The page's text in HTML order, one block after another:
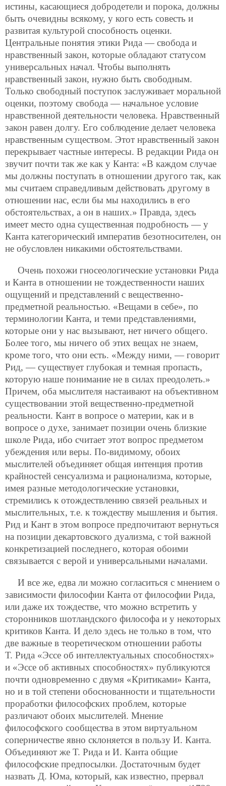
истины, касающиеся добродетели и порока, должны
быть очевидны всякому, у кого есть совесть и
развитая культурой способность оценки.
Центральные понятия этики Рида — свобода и
нравственный закон, которые обладают статусом
универсальных начал. Чтобы выполнять
нравственный закон, нужно быть свободным.
Только свободный поступок заслуживает моральной
оценки, поэтому свобода — начальное условие
нравственной деятельности человека. Нравственный
закон равен долгу. Его соблюдение делает человека
нравственным существом. Этот нравственный закон
перекрывает частные интересы. В редакции Рида он
звучит почти так же как у Канта: «В каждом случае
мы должны поступать в отношении другого так, как
мы считаем справедливым действовать другому в
отношении нас, если бы мы находились в его
обстоятельствах, а он в наших.» Правда, здесь
имеет место одна существенная подробность — у
Канта категорический императив безотносителен, он
не обусловлен никакими обстоятельствами.
Очень похожи гносеологические установки Рида
и Канта в отношении не тождественности наших
ощущений и представлений с вещественно-
предметной реальностью. «Вещами в себе», по
терминологии Канта, и теми представлениями,
которые они у нас вызывают, нет ничего общего.
Более того, мы ничего об этих вещах не знаем,
кроме того, что они есть. «Между ними, — говорит
Рид, — существует глубокая и темная пропасть,
которую наше понимание не в силах преодолеть.»
Причем, оба мыслителя настаивают на объективном
существовании этой вещественно-предметной
реальности. Кант в вопросе о материи, как и в
вопросе о духе, занимает позиции очень близкие
школе Рида, ибо считает этот вопрос предметом
убеждения или веры. По-видимому, обоих
мыслителей объединяет общая интенция против
крайностей сенсуализма и рационализма, которые,
имея разные методологические установки,
стремились к отождествлению связей реальных и
мыслительных, т.е. к тождеству мышления и бытия.
Рид и Кант в этом вопросе предпочитают вернуться
на позиции декартовского дуализма, с той важной
конкретизацией последнего, которая обоими
связывается с верой и универсальными началами.
И все же, едва ли можно согласиться с мнением о
зависимости философии Канта от философии Рида,
или даже их тождестве, что можно встретить у
сторонников шотландского философа и у некоторых
критиков Канта. И дело здесь не только в том, что
две важные в теоретическом отношении работы
Т. Рида «Эссе об интеллектуальных способностях»
и «Эссе об активных способностях» публикуются
почти одновременно с двумя «Критиками» Канта,
но и в той степени обоснованности и тщательности
проработки философских проблем, которые
различают обоих мыслителей. Мнение
философского сообщества в этом виртуальном
соперничестве явно склоняется в пользу И. Канта.
Объединяют же Т. Рида и И. Канта общие
философские предпосылки. Достаточным будет
назвать Д. Юма, который, как известно, прервал